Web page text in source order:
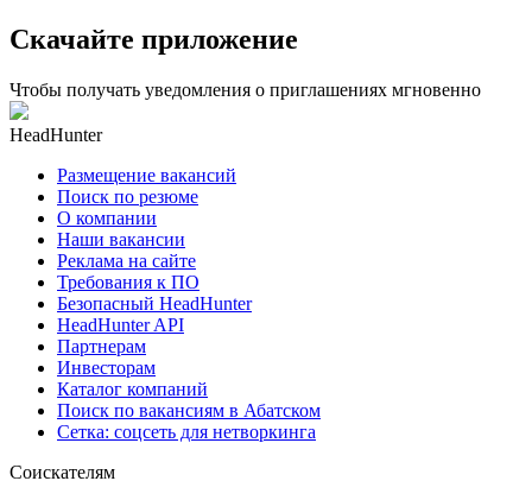
Скачайте приложение
Чтобы получать уведомления о приглашениях мгновенно
HeadHunter
Размещение вакансий
Поиск по резюме
О компании
Наши вакансии
Реклама на сайте
Требования к ПО
Безопасный HeadHunter
HeadHunter API
Партнерам
Инвесторам
Каталог компаний
Поиск по вакансиям в Абатском
Сетка: соцсеть для нетворкинга
Соискателям